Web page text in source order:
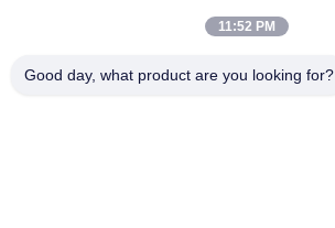
イベント
11:52 PM
Good day, what product are you looking for?